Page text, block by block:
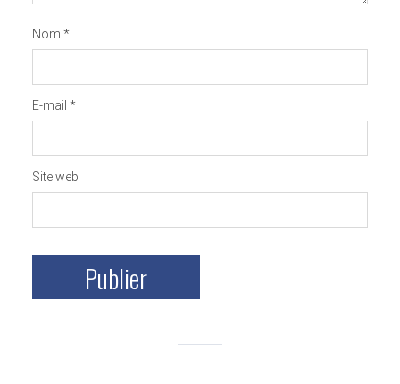
Nom *
E-mail *
Site web